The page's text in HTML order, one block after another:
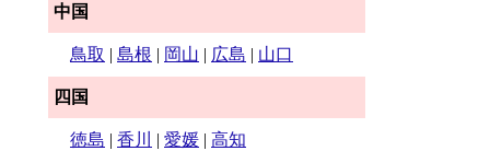
中国
鳥取 | 島根 | 岡山 | 広島 | 山口
四国
徳島 | 香川 | 愛媛 | 高知